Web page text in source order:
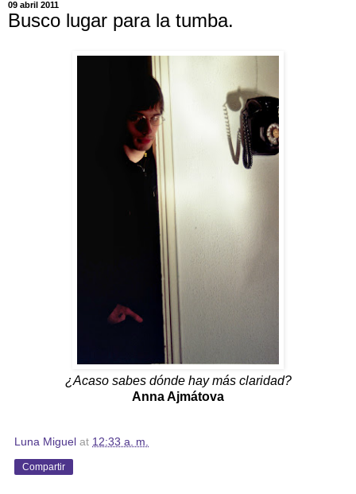
09 abril 2011
Busco lugar para la tumba.
¿Acaso sabes dónde hay más claridad?
Anna Ajmátova
Luna Miguel at 12:33 a. m.
Compartir